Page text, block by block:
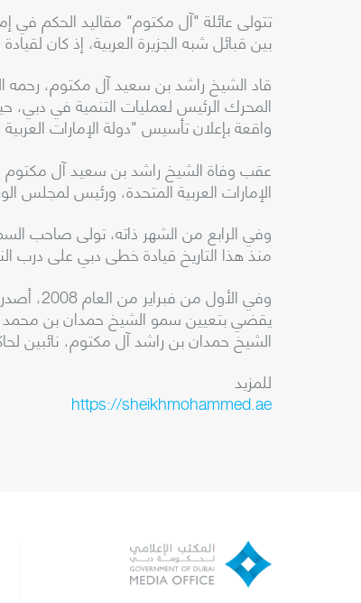
بين قبائل شبه الجزيرة العربية، إذ كان
المحرك الرئيس لعمليات التنمية في دبي،
واقعة بإعلان تأسيس "دولة الإمارات العربية
الإمارات العربية المتحدة، ورئيس لمجلس
وفي الرابع من الشهر ذاته، تولى صاحب
منذ هذا التاريخ قيادة خطى دبي على درب
وفي
يقضي بتعيين سمو الشيخ حمدان بن محمد
الشيخ حمدان بن راشد آل مكتوم، نائبين
للمزيد
https://sheikhmohammed.ae